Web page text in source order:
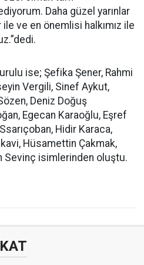
Daha güzel yarınlar
ve en önemlisi halkımız ile
ise; Şefika Şener, Rahmi
Vergili, Sinef Aykut,
Deniz Doğuş
Egecan Karaoğlu, Eşref
Hidir Karaca,
Hüsamettin Çakmak,
Sevinç isimlerinden oluştu.